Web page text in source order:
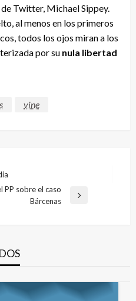
Twitter, Michael Sippey.
al menos en los primeros
todos los ojos miran a los
por su nula libertad
vine
PP sobre el caso
Bárcenas